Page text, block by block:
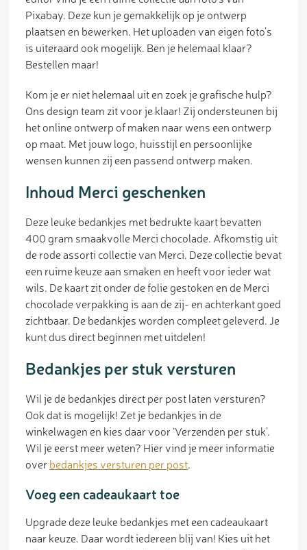
Pixabay. Deze kun je gemakkelijk op je ontwerp
plaatsen en bewerken. Het uploaden van eigen foto’s
is uiteraard ook mogelijk. Ben je helemaal klaar?
Bestellen maar!
Kom je er niet helemaal uit en zoek je grafische hulp?
Ons design team zit voor je klaar! Zij ondersteunen bij
het online ontwerp of maken naar wens een ontwerp
op maat. Met jouw logo, huisstijl en persoonlijke
wensen kunnen zij een passend ontwerp maken.
Inhoud Merci geschenken
Deze leuke bedankjes met bedrukte kaart bevatten
400 gram smaakvolle Merci chocolade. Afkomstig uit
de rode assorti collectie van Merci. Deze collectie bevat
een ruime keuze aan smaken en heeft voor ieder wat
wils. De kaart zit onder de folie gestoken en de Merci
chocolade verpakking is aan de zij- en achterkant goed
zichtbaar. De bedankjes worden compleet geleverd. Je
kunt dus direct beginnen met uitdelen!
Bedankjes per stuk versturen
Wil je de bedankjes direct per post laten versturen?
Ook dat is mogelijk! Zet je bedankjes in de
winkelwagen en kies daar voor ‘Verzenden per stuk’.
Wil je eerst meer weten? Hier vind je meer informatie
over bedankjes versturen per post.
Voeg een cadeaukaart toe
Upgrade deze leuke bedankjes met een cadeaukaart
naar keuze. Daar wordt iedereen blij van! Kies uit het